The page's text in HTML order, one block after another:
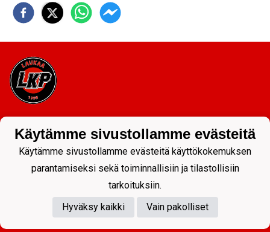
Powered by
Käytämme sivustollamme evästeitä
Käytämme sivustollamme evästeitä käyttökokemuksen
parantamiseksi sekä toiminnallisiin ja tilastollisiin
tarkoituksiin.
Hyväksy kaikki
Vain pakolliset